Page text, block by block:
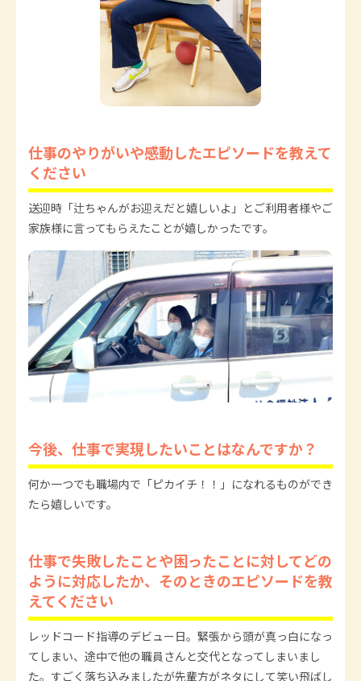
仕事のやりがいや感動したエピソードを教えて
ください
送迎時「辻ちゃんがお迎えだと嬉しいよ」とご利用者様やご
家族様に言ってもらえたことが嬉しかったです。
今後、仕事で実現したいことはなんですか？
何か一つでも職場内で「ピカイチ！！」になれるものができ
たら嬉しいです。
仕事で失敗したことや困ったことに対してどの
ように対応したか、そのときのエピソードを教
えてください
レッドコード指導のデビュー日。緊張から頭が真っ白になっ
てしまい、途中で他の職員さんと交代となってしまいまし
た。すごく落ち込みましたが先輩方がネタにして笑い飛ばし